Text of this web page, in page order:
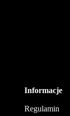
Informacje
Regulamin